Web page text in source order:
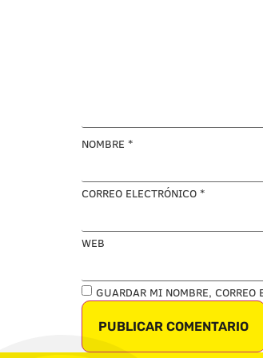
NOMBRE *
CORREO ELECTRÓNICO *
WEB
GUARDAR MI NOMBRE,